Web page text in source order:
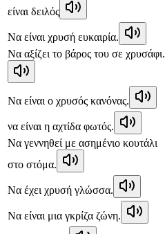
είναι δειλός
Να είναι χρυσή ευκαιρία.
Να αξίζει το βάρος του σε χρυσάφι.
Να είναι ο χρυσός κανόνας.
να είναι η αχτίδα φωτός.
Να γεννηθεί με ασημένιο κουτάλι
στο στόμα.
Να έχει χρυσή γλώσσα.
Να είναι μια γκρίζα ζώνη.